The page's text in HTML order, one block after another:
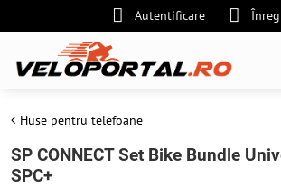
Autentificare
Huse pentru telefoane
SP CONNECT Set Bike Bundle
SPC+